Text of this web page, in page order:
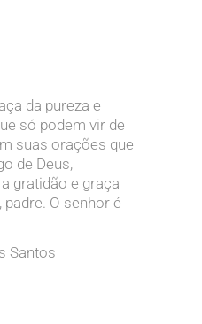
da pureza e
só podem vir de
suas orações que
de Deus,
gratidão e graça
O senhor é
Santos